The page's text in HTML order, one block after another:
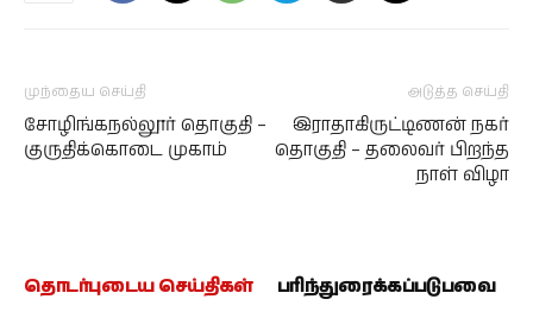
முந்தைய செய்தி
சோழிங்கநல்லூர் தொகுதி –
குருதிக்கொடை முகாம்
அடுத்த செய்தி
இராதாகிருட்டிணன் நகர்
தொகுதி – தலைவர் பிறந்த
நாள் விழா
தொடர்புடைய செய்திகள் பரிந்துரைக்கப்படுபவை